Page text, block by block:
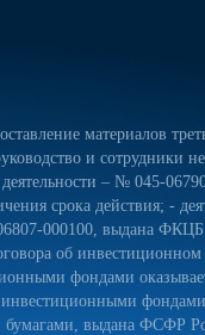
материалов
и сотрудники не
– № 045-
срока действия; -
000100, выдана
об
фондами
фондами
выдана ФСФР